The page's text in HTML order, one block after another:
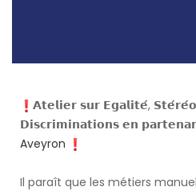
𝗔𝘁𝗲𝗹𝗶𝗲𝗿 𝘀𝘂𝗿 𝗘𝗴𝗮𝗹𝗶𝘁𝗲́,
𝗗𝗶𝘀𝗰𝗿𝗶𝗺𝗶𝗻𝗮𝘁𝗶𝗼𝗻𝘀 𝗲𝗻
Aveyron
Il paraît que les métiers